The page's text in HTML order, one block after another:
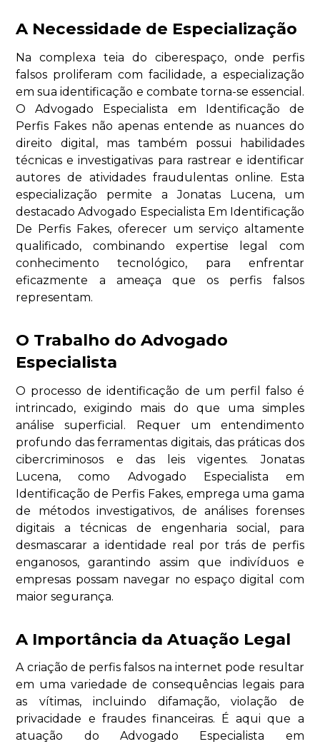
A Necessidade de Especialização
Na complexa teia do ciberespaço, onde perfis
falsos proliferam com facilidade, a especialização
em sua identificação e combate torna-se essencial.
O Advogado Especialista em Identificação de
Perfis Fakes não apenas entende as nuances do
direito digital, mas também possui habilidades
técnicas e investigativas para rastrear e identificar
autores de atividades fraudulentas online. Esta
especialização permite a Jonatas Lucena, um
destacado Advogado Especialista Em Identificação
De Perfis Fakes, oferecer um serviço altamente
qualificado, combinando expertise legal com
conhecimento tecnológico, para enfrentar
eficazmente a ameaça que os perfis falsos
representam.
O Trabalho do Advogado
Especialista
O processo de identificação de um perfil falso é
intrincado, exigindo mais do que uma simples
análise superficial. Requer um entendimento
profundo das ferramentas digitais, das práticas dos
cibercriminosos e das leis vigentes. Jonatas
Lucena, como Advogado Especialista em
Identificação de Perfis Fakes, emprega uma gama
de métodos investigativos, de análises forenses
digitais a técnicas de engenharia social, para
desmascarar a identidade real por trás de perfis
enganosos, garantindo assim que indivíduos e
empresas possam navegar no espaço digital com
maior segurança.
A Importância da Atuação Legal
A criação de perfis falsos na internet pode resultar
em uma variedade de consequências legais para
as vítimas, incluindo difamação, violação de
privacidade e fraudes financeiras. É aqui que a
atuação do Advogado Especialista em